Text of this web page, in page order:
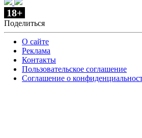
18+
Поделиться
О сайте
Реклама
Контакты
Пользовательское соглашение
Соглашение о